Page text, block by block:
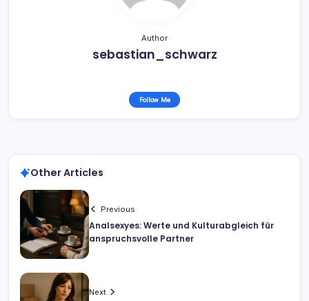
Author
sebastian_schwarz
Follow Me
Other Articles
Previous
Analsexyes: Werte und Kulturabgleich für
anspruchsvolle Partner
Next